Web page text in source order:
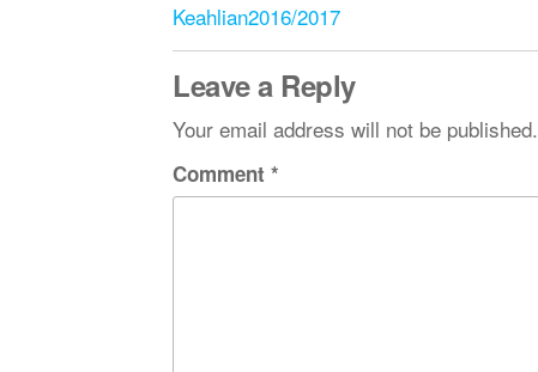
Keahlian2016/2017
Leave a Reply
Your email address will not be published.
Comment*